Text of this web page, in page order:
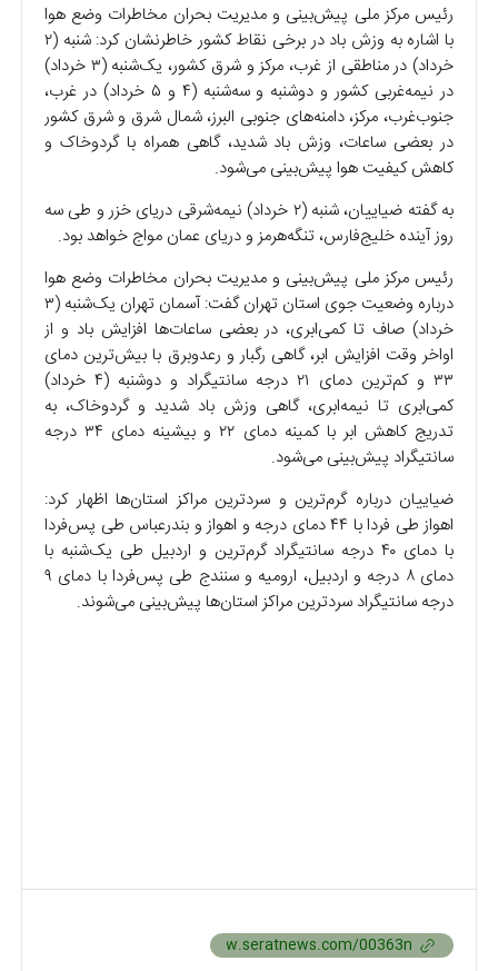
رئیس مرکز ملی پیش‌بینی و مدیریت بحران مخاطرات وضع هوا
با اشاره به وزش باد در برخی نقاط کشور خاطرنشان کرد: شنبه (۲
خرداد) در مناطقی از غرب، مرکز و شرق کشور، یک‌شنبه (۳ خرداد)
در نیمه‌غربی کشور و دوشنبه و سه‌شنبه (۴ و ۵ خرداد) در غرب،
جنوب‌غرب، مرکز، دامنه‌های جنوبی البرز، شمال شرق و شرق کشور
در بعضی ساعات، وزش باد شدید، گاهی همراه با گردوخاک و
کاهش کیفیت هوا پیش‌بینی می‌شود.
به گفته ضیاییان، شنبه (۲ خرداد) نیمه‌شرقی دریای خزر و طی سه
روز آینده خلیج‌فارس، تنگه‌هرمز و دریای عمان مواج خواهد بود.
رئیس مرکز ملی پیش‌بینی و مدیریت بحران مخاطرات وضع هوا
درباره وضعیت جوی استان تهران گفت: آسمان تهران یک‌شنبه (۳
خرداد) صاف تا کمی‌ابری، در بعضی ساعات‌ها افزایش باد و از
اواخر وقت افزایش ابر، گاهی رگبار و رعدوبرق با بیش‌ترین دمای
۳۳ و کم‌ترین دمای ۲۱ درجه سانتیگراد و دوشنبه (۴ خرداد)
کمی‌ابری تا نیمه‌ابری، گاهی وزش باد شدید و گردوخاک، به
تدریج کاهش ابر با کمینه دمای ۲۲ و بیشینه دمای ۳۴ درجه
سانتیگراد پیش‌بینی می‌شود.
ضیاییان درباره گرم‌ترین و سردترین مراکز استان‌ها اظهار کرد:
اهواز طی فردا با ۴۴ دمای درجه و اهواز و بندرعباس طی پس‌فردا
با دمای ۴۰ درجه سانتیگراد گرم‌ترین و اردبیل طی یک‌شنبه با
دمای ۸ درجه و اردبیل، ارومیه و سنندج طی پس‌فردا با دمای ۹
درجه سانتیگراد سردترین مراکز استان‌ها پیش‌بینی می‌شوند.